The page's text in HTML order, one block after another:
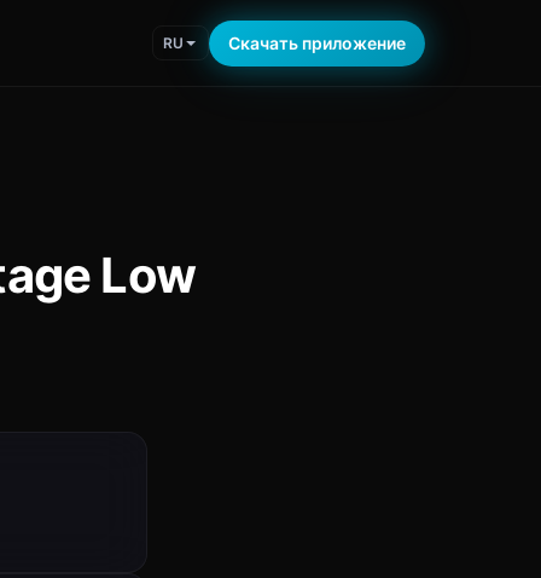
RU Скачать приложение
Low